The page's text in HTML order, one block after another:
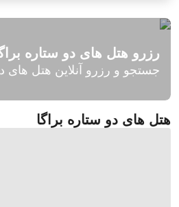
رزرو هتل های دو ستاره
جستجو و رزرو آنلاین هتل های
هتل های دو ستاره براگا